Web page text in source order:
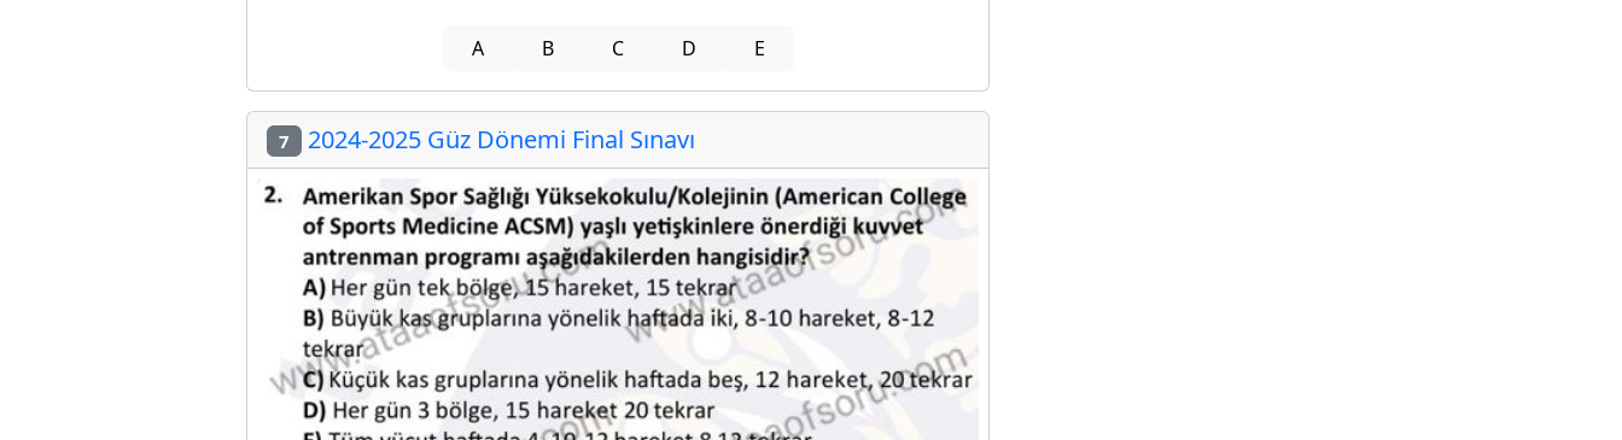
A B C D E
7 2024-2025 Güz Dönemi Final Sınavı